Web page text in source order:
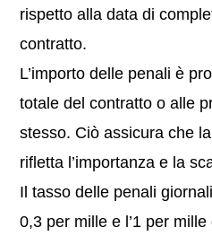
rispetto alla data di
contratto.
L’importo delle penali è
totale del contratto o alle
stesso. Ciò assicura che
rifletta l’importanza e la
Il tasso delle penali
0,3 per mille e l’1 per mille